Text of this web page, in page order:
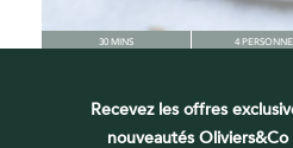
Recevez les offres
nouveautés
30 MINS 4